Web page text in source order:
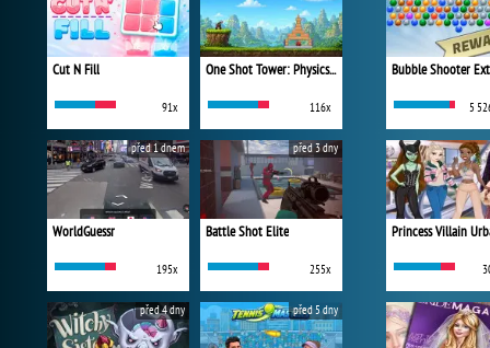
Cut N Fill
91x
One Shot Tower: Physics Destroyer
116x
WorldGuessr
195x
před 1 dnem
Battle Shot Elite
255x
před 3 dny
před 4 dny před 5 dny
Bubble Shooter
5